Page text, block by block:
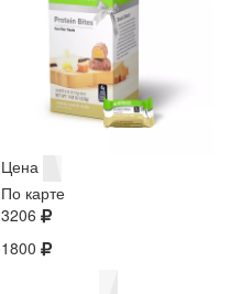
Цена
По карте
3206
1800